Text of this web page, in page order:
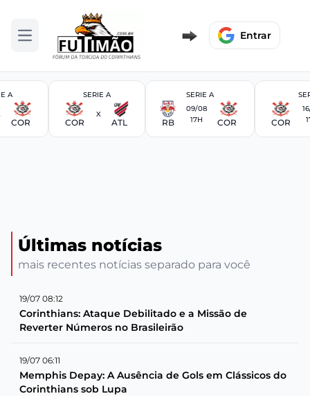
Abrir menu Entrar
A
COR
SERIE A
COR
X
ATL
SERIE A
RB
09/08
17H
COR COR
Últimas notícias
mais recentes notícias separado para você
19/07 08:12
Corinthians: Ataque Debilitado e a Missão de
Reverter Números no Brasileirão
19/07 06:11
Memphis Depay: A Ausência de Gols em Clássicos do
Corinthians sob Lupa